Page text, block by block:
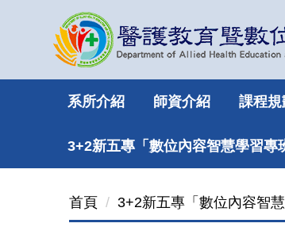
要
系所介紹 師資介紹 課程規
3+2新五專「數位內容智慧學習專
首頁 3+2新五專「數位內容智慧